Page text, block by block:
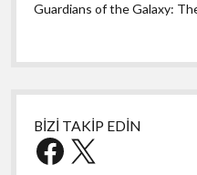
Guardians of the Galaxy:
BİZİ TAKİP EDİN
Facebook
X